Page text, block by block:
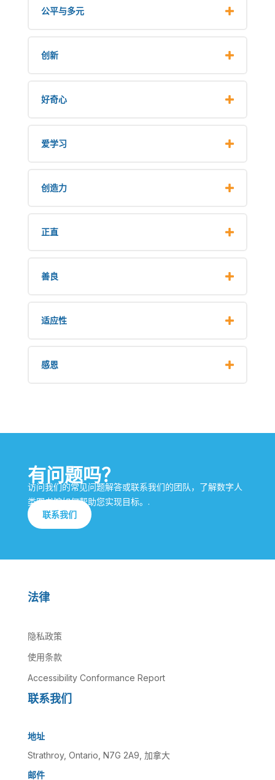
公平与多元
创新
好奇心
爱学习
创造力
正直
善良
适应性
感恩
有问题吗？
访问我们的常见问题解答或联系我们的团队，了解数字人
类图书馆如何帮助您实现目标。.
联系我们
法律
隐私政策
使用条款
Accessibility Conformance Report
联系我们
地址
Strathroy, Ontario, N7G 2A9, 加拿大
邮件